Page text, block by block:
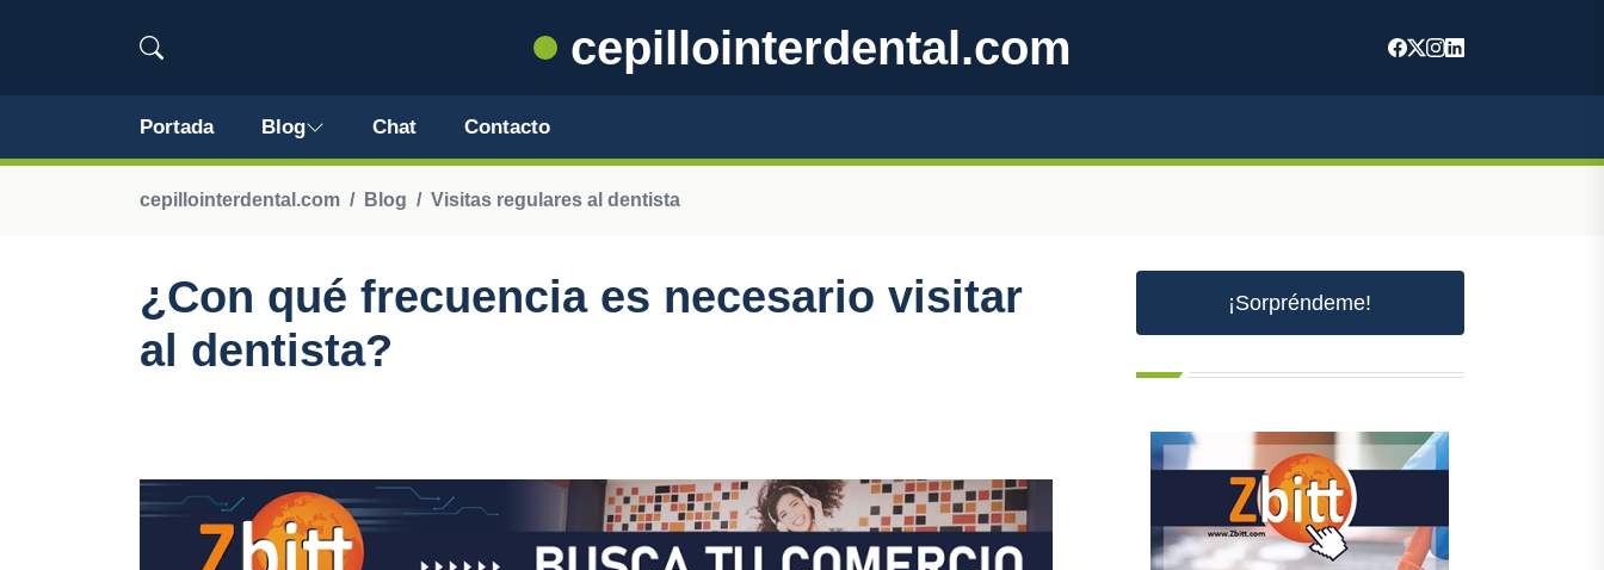
cepillointerdental.com
Portada Blog Chat Contacto
cepillointerdental.com Blog Visitas regulares al dentista
¿Con qué frecuencia es necesario visitar
al dentista?
¡Sorpréndeme!